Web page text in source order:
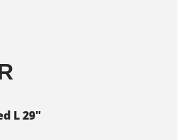
L 29"